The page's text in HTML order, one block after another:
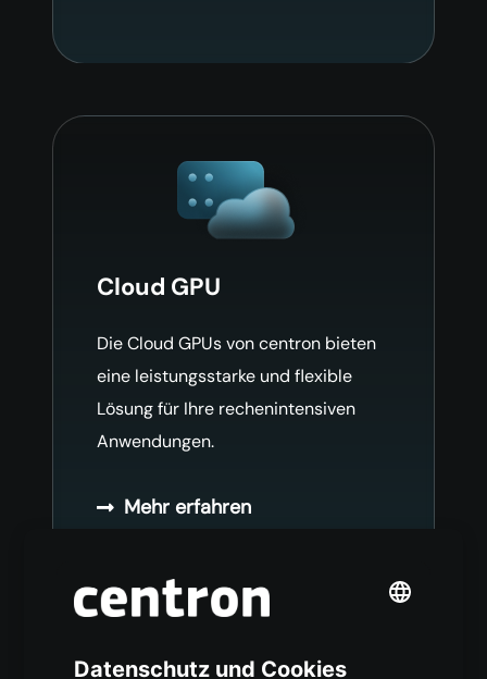
Cloud GPU
Die Cloud GPUs von centron bieten
eine leistungsstarke und flexible
Lösung für Ihre rechenintensiven
Anwendungen.
Mehr erfahren